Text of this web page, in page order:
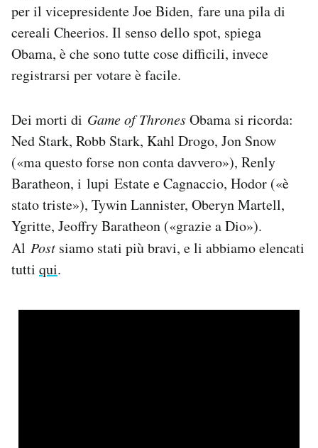
Newsletter
Notifiche mobile
Regala il Post
Hai bisogno di aiuto?
per il vicepresidente Joe Biden, fare una pila di
cereali Cheerios. Il senso dello spot, spiega
Obama, è che sono tutte cose difficili, invece
registrarsi per votare è facile.
Dei morti di Game of ThronesObama si ricorda:
Ned Stark, Robb Stark, Kahl Drogo, Jon Snow
(«ma questo forse non conta davvero»), Renly
Baratheon, i lupi Estate e Cagnaccio, Hodor («è
stato triste»), Tywin Lannister, Oberyn Martell,
Ygritte, Jeoffry Baratheon («grazie a Dio»).
Al Post siamo stati più bravi, e li abbiamo elencati
tutti qui.